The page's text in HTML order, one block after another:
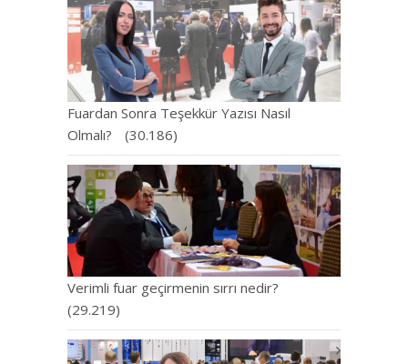
Fuardan Sonra Teşekkür Yazısı Nasıl
Olmalı?
(30.186)
Verimli fuar geçirmenin sırrı nedir?
(29.219)